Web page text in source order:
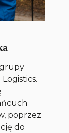
grupy
poprzez
do